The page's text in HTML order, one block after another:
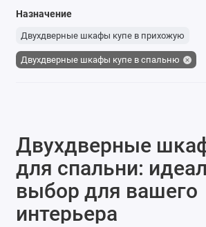
Двухдверные
для спальни:
выбор для вашего
интерьера
Назначение
Двухдверные шкафы купе в прихожую
Двухдверные шкафы купе в спальню